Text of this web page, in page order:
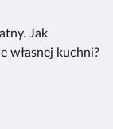
Jak
własnej kuchni?